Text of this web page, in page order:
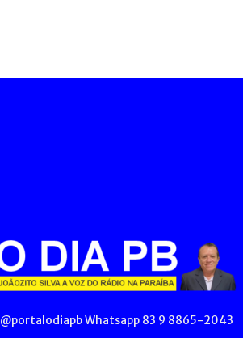
@portalodiapb Whatsapp 83 9 8865-2043